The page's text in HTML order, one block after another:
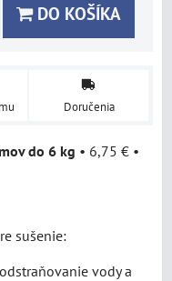
DO KOŠÍKA
Doručenia
do 6 kg • 6,75 € •
sušenie:
vody a